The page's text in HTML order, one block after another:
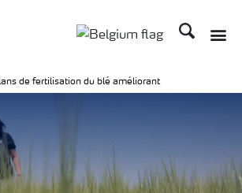
Recherche
de fertilisation du blé améliorant